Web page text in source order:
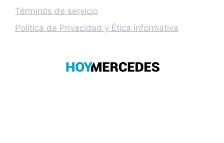
Términos de servicio
Política de Privacidad y Ética Informativa